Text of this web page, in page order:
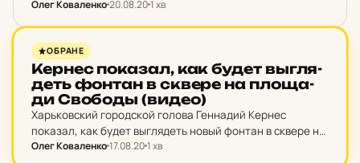
Олег Коваленко20.08.201 хв
НОВИНИ ХАРКОВА
ОБРАНЕ
Кернес по­ка­зал, как будет выгля­
деть фонтан в сквере на пло­ща­
ди Сво­боды (видео)
Харьковский городской голова Геннадий Кернес
показал, как будет выглядеть новый фонтан в сквере на
площади Свободы.
Олег Коваленко17.08.201 хв